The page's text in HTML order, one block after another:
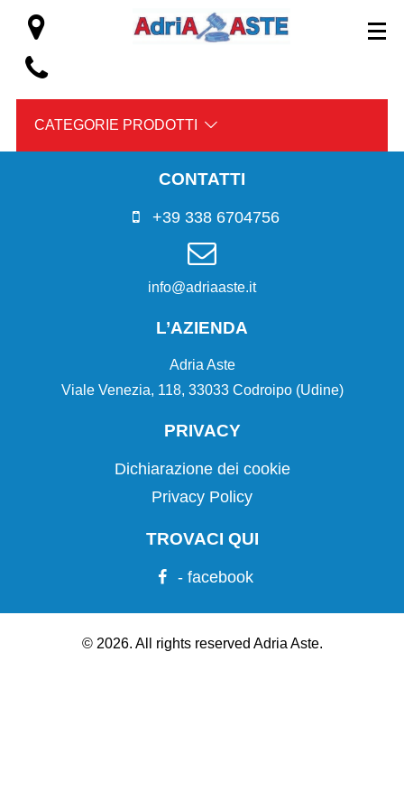
CATEGORIE PRODOTTI
CONTATTI
+39 338 6704756
info@adriaaste.it
L’AZIENDA
Adria Aste
Viale Venezia, 118, 33033 Codroipo (Udine)
PRIVACY
Dichiarazione dei cookie
Privacy Policy
TROVACI QUI
- facebook
© 2026. All rights reserved Adria Aste.